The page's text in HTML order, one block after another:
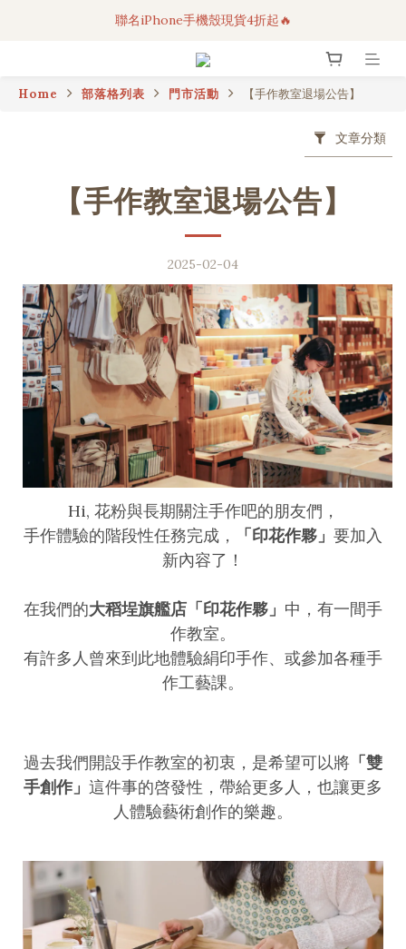
3C科技好物｜任選2件95折！
聯名iPhone手機殼現貨4折起🔥
超人氣聯名自動傘任2件9折！
3C科技好物｜任選2件95折！
Home 部落格列表 門市活動 【手作教室退場公告】
文章分類
【手作教室退場公告】
2025-02-04
Hi, 花粉與長期關注手作吧的朋友們，
手作體驗的階段性任務完成，
「印花作夥」 要加入
新內容了！
在我們的大稻埕旗艦店「印花作夥」 中，有一間手
作教室。
有許多人曾來到此地體驗絹印手作、或參加各種手
作工藝課。
過去我們開設手作教室的初衷，是希望可以將 「雙
手創作」 這件事的啓發性，帶給更多人，也讓更多
人體驗藝術創作的樂趣。